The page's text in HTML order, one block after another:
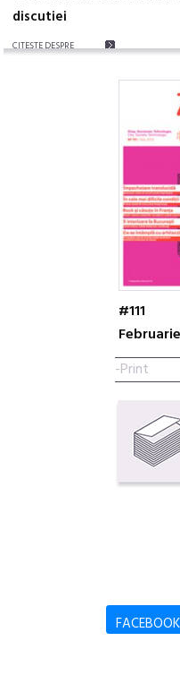
discutiei
CITEŞTE DESPRE
#111
-Print
FACEBOOK